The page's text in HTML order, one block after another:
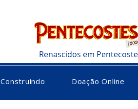
Renascidos em
Construindo Doação Online